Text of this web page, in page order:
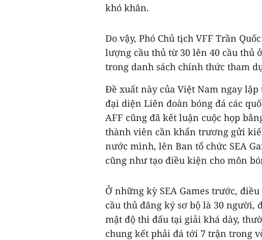
khó khăn.
Do vậy, Phó Chủ tịch VFF Trần
lượng cầu thủ từ 30 lên 40 cầu thủ
trong danh sách chính thức tham
Đề xuất này của Việt Nam ngay
đại diện Liên đoàn bóng đá các
AFF cũng đã kết luận cuộc họp
thành viên cần khẩn trương gửi
nước mình, lên Ban tổ chức SEA
cũng như tạo điều kiện cho môn
Ở những kỳ SEA Games trước,
cầu thủ đăng ký sơ bộ là 30
mật độ thi đấu tại giải khá dày,
chung kết phải đá tới 7 trận trong